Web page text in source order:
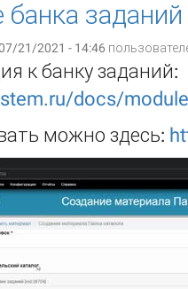
банка заданий
21/2021 - 14:46
к банку заданий:
docs/
можно здесь: